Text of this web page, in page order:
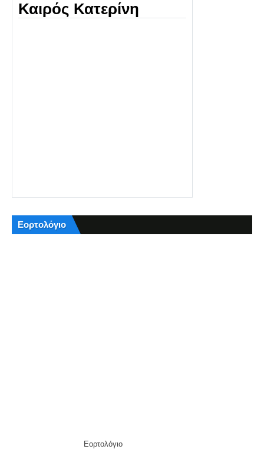
Καιρός Κατερίνη
Εορτολόγιο
Εορτολόγιο